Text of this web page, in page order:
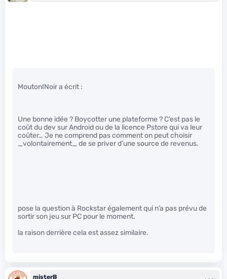
MoutonINoir a écrit :
Une bonne idée ? Boycotter une plateforme ? C’est pas le
coût du dev sur Android ou de la licence Pstore qui va leur
coûter… Je ne comprend pas comment on peut choisir
_volontairement_ de se priver d’une source de revenus.
pose la question à Rockstar également qui n’a pas prévu de
sortir son jeu sur PC pour le moment.
la raison derrière cela est assez similaire.
misterB